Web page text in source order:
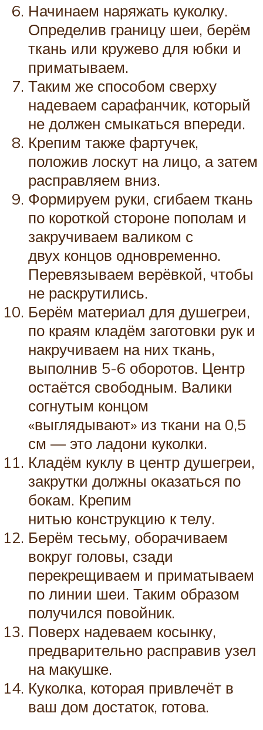
Начинаем наряжать куколку.
Определив границу шеи, берём
ткань или кружево для юбки и
приматываем.
Таким же способом сверху
надеваем сарафанчик, который
не должен смыкаться впереди.
Крепим также фартучек,
положив лоскут на лицо, а затем
расправляем вниз.
Формируем руки, сгибаем ткань
по короткой стороне пополам и
закручиваем валиком с
двух концов одновременно.
Перевязываем верёвкой, чтобы
не раскрутились.
Берём материал для душегреи,
по краям кладём заготовки рук и
накручиваем на них ткань,
выполнив 5-6 оборотов. Центр
остаётся свободным. Валики
согнутым концом
«выглядывают» из ткани на 0,5
см — это ладони куколки.
Кладём куклу в центр душегреи,
закрутки должны оказаться по
бокам. Крепим
нитью конструкцию к телу.
Берём тесьму, оборачиваем
вокруг головы, сзади
перекрещиваем и приматываем
по линии шеи. Таким образом
получился повойник.
Поверх надеваем косынку,
предварительно расправив узел
на макушке.
Куколка, которая привлечёт в
ваш дом достаток, готова.